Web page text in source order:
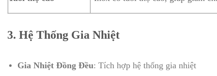
3. Hệ Thống Gia Nhiệt
Gia Nhiệt Đồng Đều: Tích hợp hệ thống gia nhiệt